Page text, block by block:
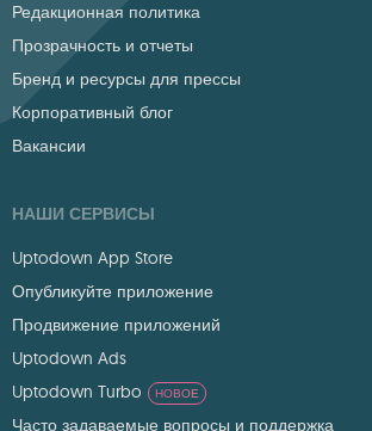
Редакционная политика
Прозрачность и отчеты
Бренд и ресурсы для прессы
Корпоративный блог
Вакансии
НАШИ СЕРВИСЫ
Uptodown App Store
Опубликуйте приложение
Продвижение приложений
Uptodown Ads
Uptodown Turbo
НОВОЕ
Часто задаваемые вопросы и поддержка